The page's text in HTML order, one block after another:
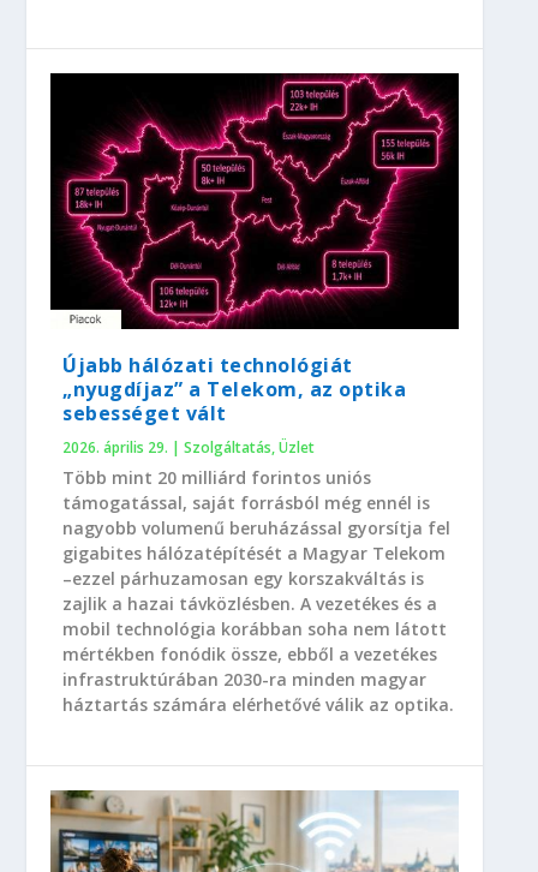
Újabb hálózati technológiát
„nyugdíjaz” a Telekom, az optika
sebességet vált
2026. április 29. |Szolgáltatás,Üzlet
Több mint 20 milliárd forintos uniós
támogatással, saját forrásból még ennél is
nagyobb volumenű beruházással gyorsítja fel
gigabites hálózatépítését a Magyar Telekom
–ezzel párhuzamosan egy korszakváltás is
zajlik a hazai távközlésben. A vezetékes és a
mobil technológia korábban soha nem látott
mértékben fonódik össze, ebből a vezetékes
infrastruktúrában 2030-ra minden magyar
háztartás számára elérhetővé válik az optika.